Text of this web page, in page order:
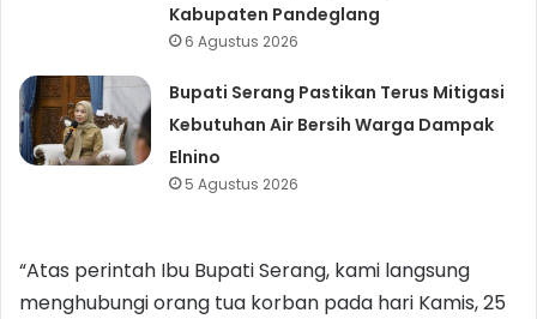
Kabupaten Pandeglang
6 Agustus 2026
Bupati Serang Pastikan Terus Mitigasi
Kebutuhan Air Bersih Warga Dampak
Elnino
5 Agustus 2026
“Atas perintah Ibu Bupati Serang, kami langsung
menghubungi orang tua korban pada hari Kamis, 25